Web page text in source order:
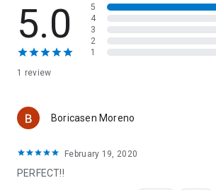
5.0
1 review
5
4
3
2
1
Boricasen Moreno
February 19, 2020
PERFECT!!